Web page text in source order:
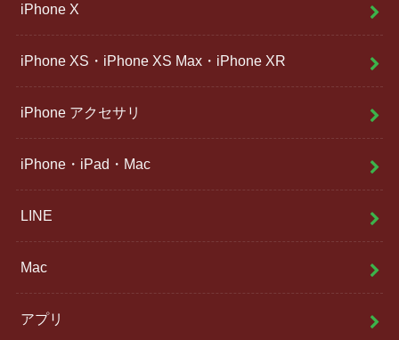
iPhone X
iPhone XS・iPhone XS Max・iPhone XR
iPhone アクセサリ
iPhone・iPad・Mac
LINE
Mac
アプリ